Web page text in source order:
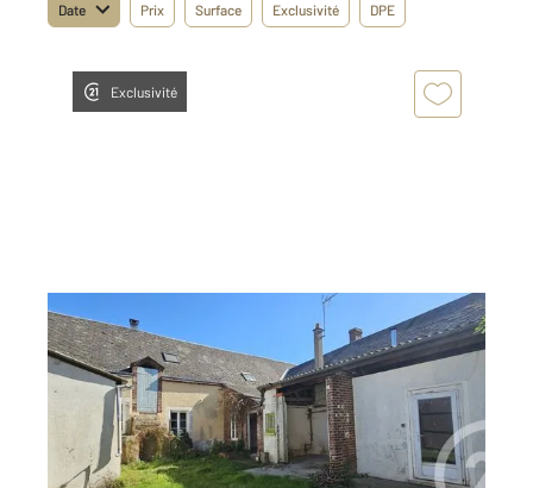
Date Prix Surface Exclusivité DPE
Exclusivité
SANCHEVILLE 28
146,05 m2, 5 pièces
Ref : 1556
Maison à vendre
68 500 €